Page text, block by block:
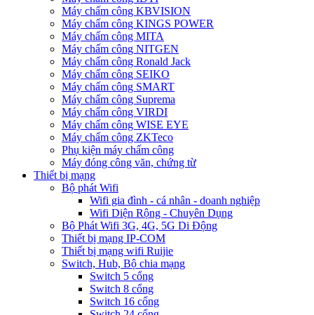
Máy chấm công KBVISION
Máy chấm công KINGS POWER
Máy chấm công MITA
Máy chấm công NITGEN
Máy chấm công Ronald Jack
Máy chấm công SEIKO
Máy chấm công SMART
Máy chấm công Suprema
Máy chấm công VIRDI
Máy chấm công WISE EYE
Máy chấm công ZKTeco
Phụ kiện máy chấm công
Máy đóng công văn, chứng từ
Thiết bị mạng
Bộ phát Wifi
Wifi gia đình - cá nhân - doanh nghiệp
Wifi Diện Rộng - Chuyên Dụng
Bộ Phát Wifi 3G, 4G, 5G Di Động
Thiết bị mạng IP-COM
Thiết bị mạng wifi Ruijie
Switch, Hub, Bộ chia mạng
Switch 5 cổng
Switch 8 cổng
Switch 16 cổng